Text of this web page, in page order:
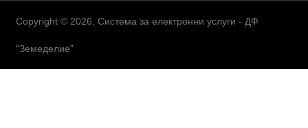
Copyright © 2026, Система за електронни услуги - ДФ
"Земеделие"